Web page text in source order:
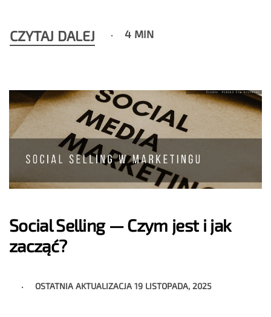
CZYTAJ DALEJ 4 MIN
Social Selling — Czym jest i jak
zacząć?
OSTATNIA AKTUALIZACJA19 LISTOPADA, 2025